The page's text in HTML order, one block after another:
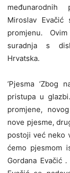
međunarodnih
Miroslav Evačić
promjenu.
suradnja s
Hrvatska.
‘Pjesma ‘Zbog
pristupa u
promjene,
nove pjesme,
postoji već neko
ćemo pjesmom
Gordana Evačić